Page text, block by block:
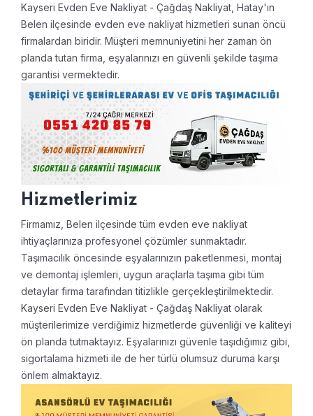
Kayseri Evden Eve Nakliyat - Çağdaş Nakliyat, Hatay'ın
Belen ilçesinde evden eve nakliyat hizmetleri sunan öncü
firmalardan biridir. Müşteri memnuniyetini her zaman ön
planda tutan firma, eşyalarınızı en güvenli şekilde taşıma
garantisi vermektedir.
Hizmetlerimiz
Firmamız, Belen ilçesinde tüm evden eve nakliyat
ihtiyaçlarınıza profesyonel çözümler sunmaktadır.
Taşımacılık öncesinde eşyalarınızın paketlenmesi, montaj
ve demontaj işlemleri, uygun araçlarla taşıma gibi tüm
detaylar firma tarafından titizlikle gerçekleştirilmektedir.
Kayseri Evden Eve Nakliyat - Çağdaş Nakliyat olarak
müşterilerimize verdiğimiz hizmetlerde güvenliği ve kaliteyi
ön planda tutmaktayız. Eşyalarınızı güvenle taşıdığımız gibi,
sigortalama hizmeti ile de her türlü olumsuz duruma karşı
önlem almaktayız.